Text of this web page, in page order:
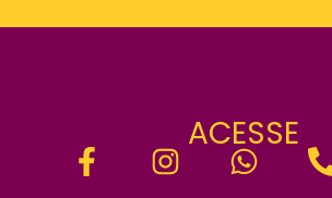
ACESSE